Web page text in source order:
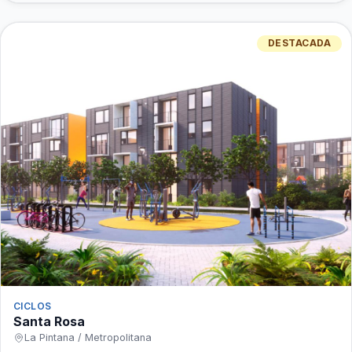
DESTACADA
CICLOS
Santa Rosa
La Pintana / Metropolitana